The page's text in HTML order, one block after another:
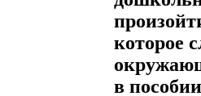
которое
в